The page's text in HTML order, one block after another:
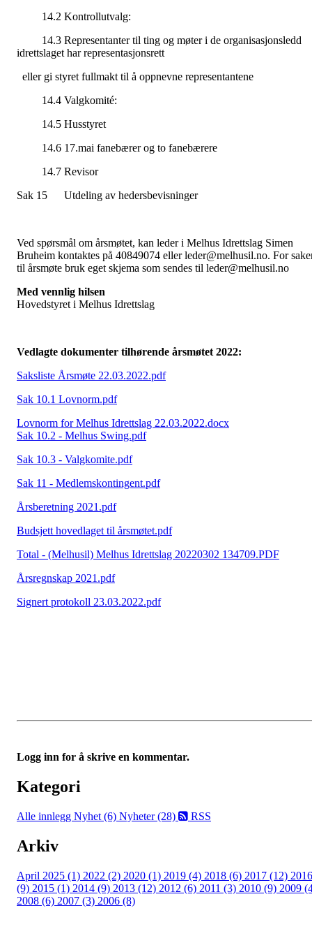
14.2 Kontrollutvalg:
14.3 Representanter til ting og møter i de organisasjonsledd
idrettslaget har representasjonsrett
eller gi styret fullmakt til å oppnevne representantene
14.4 Valgkomité:
14.5 Husstyret
14.6 17.mai fanebærer og to fanebærere
14.7 Revisor
Sak 15 Utdeling av hedersbevisninger
Ved spørsmål om årsmøtet, kan leder i Melhus Idrettslag Simen
Bruheim kontaktes på 40849074 eller leder@melhusil.no. For
til årsmøte bruk eget skjema som sendes til leder@melhusil.no
Med vennlig hilsen
Hovedstyret i Melhus Idrettslag
Vedlagte dokumenter tilhørende årsmøtet 2022:
Saksliste Årsmøte 22.03.2022.pdf
Sak 10.1 Lovnorm.pdf
Lovnorm for Melhus Idrettslag 22.03.2022.docx
Sak 10.2 - Melhus Swing.pdf
Sak 10.3 - Valgkomite.pdf
Sak 11 - Medlemskontingent.pdf
Årsberetning 2021.pdf
Budsjett hovedlaget til årsmøtet.pdf
Total - (Melhusil) Melhus Idrettslag 20220302 134709.PDF
Årsregnskap 2021.pdf
Signert protokoll 23.03.2022.pdf
Logg inn for å skrive en kommentar.
Kategori
Alle innlegg Nyhet (6) Nyheter (28) RSS
Arkiv
April 2025 (1) 2022 (2) 2020 (1) 2019 (4) 2018 (6) 2017 (12) 2016
(9) 2015 (1) 2014 (9) 2013 (12) 2012 (6) 2011 (3) 2010 (9) 2009
2008 (6) 2007 (3) 2006 (8)